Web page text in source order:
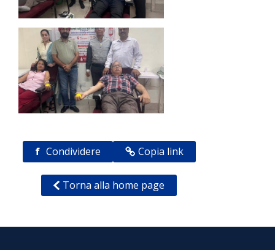
f Condividere Copia link
Torna alla home page